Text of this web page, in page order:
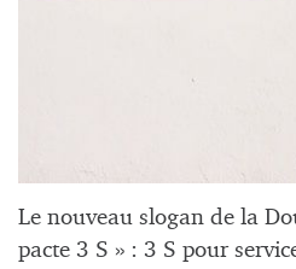
Le nouveau slogan de la
pacte 3 S » : 3 S pour